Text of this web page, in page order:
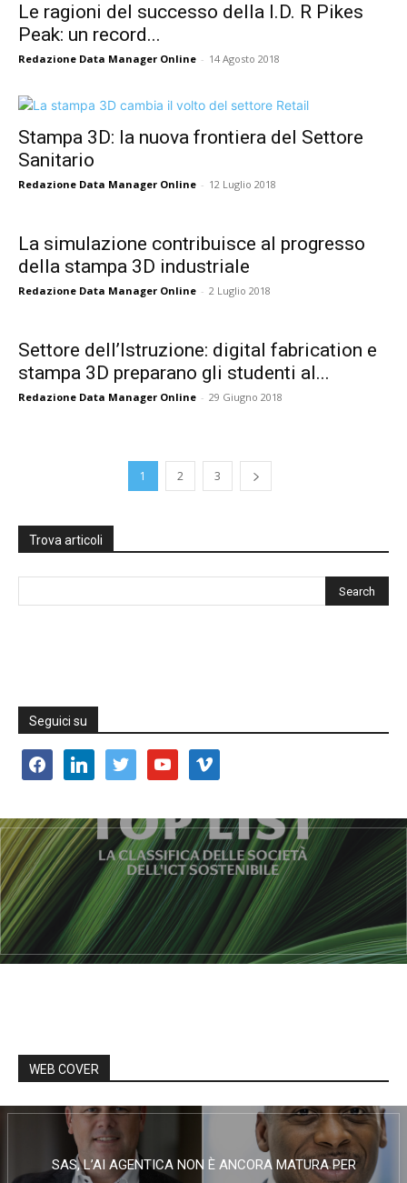
Le ragioni del successo della I.D. R Pikes
Peak: un record...
Redazione Data Manager Online - 14 Agosto 2018
Stampa 3D: la nuova frontiera del Settore
Sanitario
Redazione Data Manager Online - 12 Luglio 2018
La simulazione contribuisce al progresso
della stampa 3D industriale
Redazione Data Manager Online - 2 Luglio 2018
Settore dell’Istruzione: digital fabrication e
stampa 3D preparano gli studenti al...
Redazione Data Manager Online - 29 Giugno 2018
1 2 3
Trova articoli
Seguici su
facebooklinkedin twitter youtube vimeo
WEB COVER
SAS, L’AI AGENTICA NON È ANCORA MATURA PER